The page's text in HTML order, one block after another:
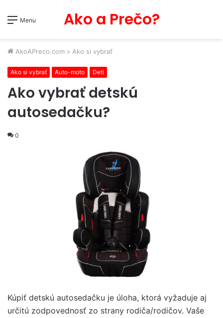
Menu Ako a Prečo?
AkoAPreco.com > Ako si vybrať
Ako si vybrať Auto-moto Deti
Ako vybrať detskú
autosedačku?
0
Kúpiť detskú autosedačku je úloha, ktorá vyžaduje aj
určitú zodpovednosť zo strany rodiča/rodičov. Vaše